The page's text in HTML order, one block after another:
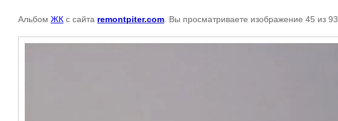
Альбом ЖК с сайта remontpiter.com . Вы просматриваете изображение 45 из 93